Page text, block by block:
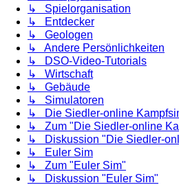
↳ Spielorganisation
↳ Entdecker
↳ Geologen
↳ Andere Persönlichkeiten
↳ DSO-Video-Tutorials
↳ Wirtschaft
↳ Gebäude
↳ Simulatoren
↳ Die Siedler-online
↳ Zum "Die Siedler-online
↳ Diskussion "Die Siedler-
↳ Euler Sim
↳ Zum "Euler Sim"
↳ Diskussion "Euler Sim"